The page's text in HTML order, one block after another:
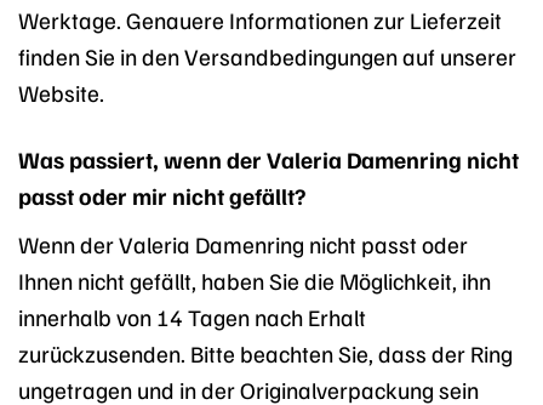
Werktage. Genauere Informationen zur Lieferzeit
finden Sie in den Versandbedingungen auf unserer
Website.
Was passiert, wenn der Valeria Damenring nicht
passt oder mir nicht gefällt?
Wenn der Valeria Damenring nicht passt oder
Ihnen nicht gefällt, haben Sie die Möglichkeit, ihn
innerhalb von 14 Tagen nach Erhalt
zurückzusenden. Bitte beachten Sie, dass der Ring
ungetragen und in der Originalverpackung sein